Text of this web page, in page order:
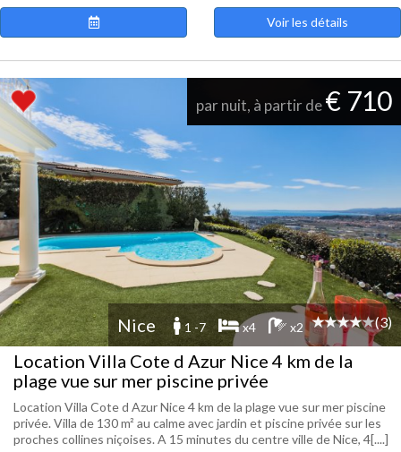
Voir les détails
par nuit, à partir de€ 710
Nice 1 -7 x4 x2 (3)
Location Villa Cote d Azur Nice 4 km de la
plage vue sur mer piscine privée
Location Villa Cote d Azur Nice 4 km de la plage vue sur mer piscine
privée. Villa de 130 m² au calme avec jardin et piscine privée sur les
proches collines niçoises. A 15 minutes du centre ville de Nice, 4[....]